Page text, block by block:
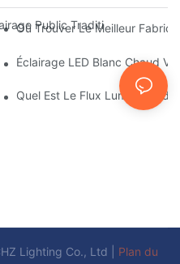
Public Traditionnel : Coût,
Où Trouver Le Meilleur
Deviennent-Ils Populaires ?
Éclairage LED Blanc Chaud Vs
L'éclairage D'une Aire De
Quel Est Le Flux Lumineux
Lighting Co., Ltd | Plan du